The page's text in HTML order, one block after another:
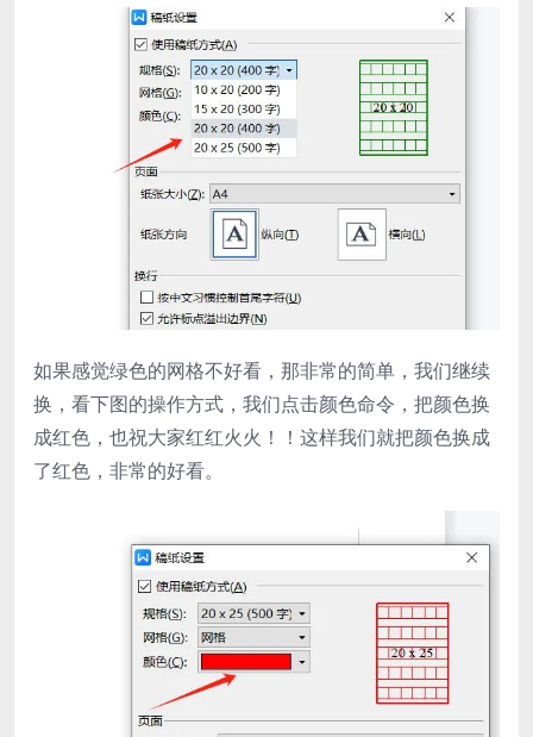
如果感觉绿色的网格不好看，那非常的简单，我们继续
换，看下图的操作方式，我们点击颜色命令，把颜色换
成红色，也祝大家红红火火！！这样我们就把颜色换成
了红色，非常的好看。